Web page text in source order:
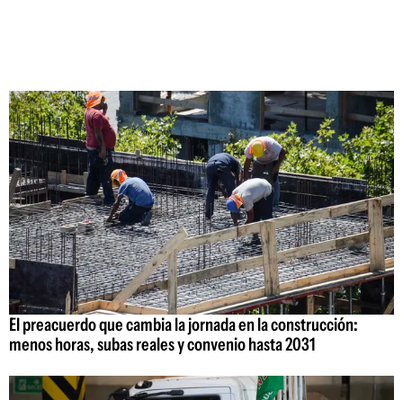
El preacuerdo que cambia la jornada en la construcción:
menos horas, subas reales y convenio hasta 2031